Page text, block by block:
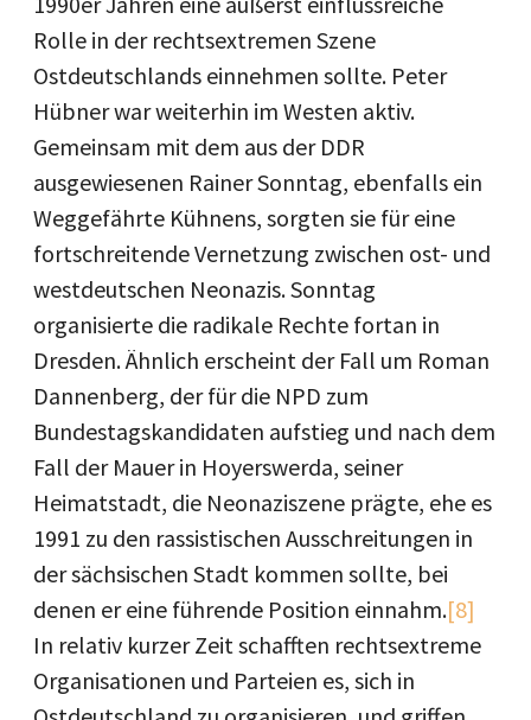
Rolle in der rechtsextremen Szene
Ostdeutschlands einnehmen sollte. Peter
Hübner war weiterhin im Westen aktiv.
Gemeinsam mit dem aus der DDR
ausgewiesenen Rainer Sonntag, ebenfalls ein
Weggefährte Kühnens, sorgten sie für eine
fortschreitende Vernetzung zwischen ost- und
westdeutschen Neonazis. Sonntag
organisierte die radikale Rechte fortan in
Dresden. Ähnlich erscheint der Fall um Roman
Dannenberg, der für die NPD zum
Bundestagskandidaten aufstieg und nach dem
Fall der Mauer in Hoyerswerda, seiner
Heimatstadt, die Neonaziszene prägte, ehe es
1991 zu den rassistischen Ausschreitungen in
der sächsischen Stadt kommen sollte, bei
denen er eine führende Position einnahm.[8]
In relativ kurzer Zeit schafften rechtsextreme
Organisationen und Parteien es, sich in